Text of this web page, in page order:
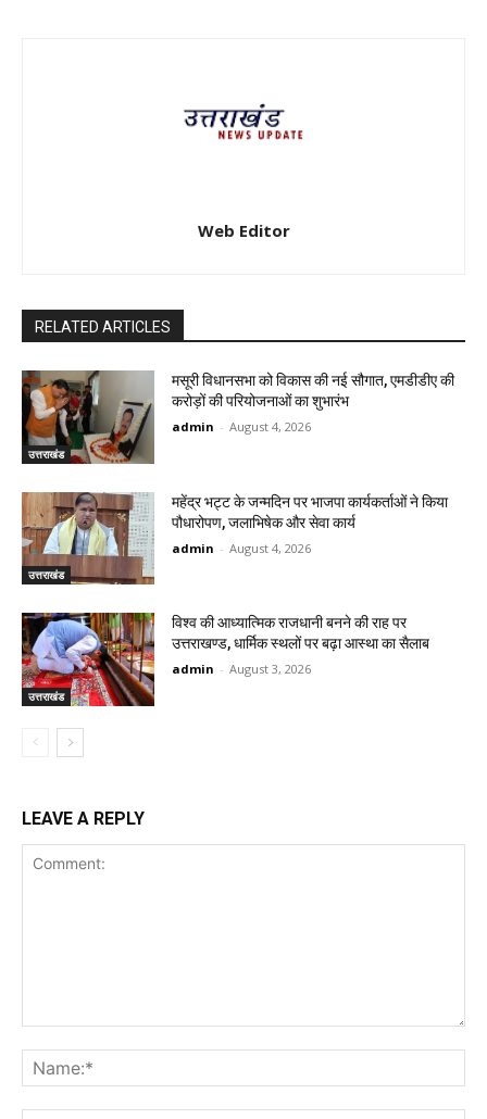
Web Editor
RELATED ARTICLES
उत्तराखंड
मसूरी विधानसभा को विकास की नई सौगात, एमडीडीए की
करोड़ों की परियोजनाओं का शुभारंभ
admin - August 4, 2026
उत्तराखंड
महेंद्र भट्ट के जन्मदिन पर भाजपा कार्यकर्ताओं ने किया
पौधारोपण, जलाभिषेक और सेवा कार्य
admin - August 4, 2026
उत्तराखंड
विश्व की आध्यात्मिक राजधानी बनने की राह पर
उत्तराखण्ड, धार्मिक स्थलों पर बढ़ा आस्था का सैलाब
admin - August 3, 2026
LEAVE A REPLY